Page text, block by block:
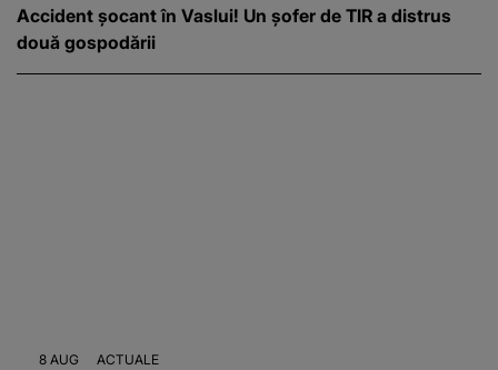
Accident șocant în Vaslui! Un șofer de TIR a distrus
două gospodării
8 AUG ACTUALE